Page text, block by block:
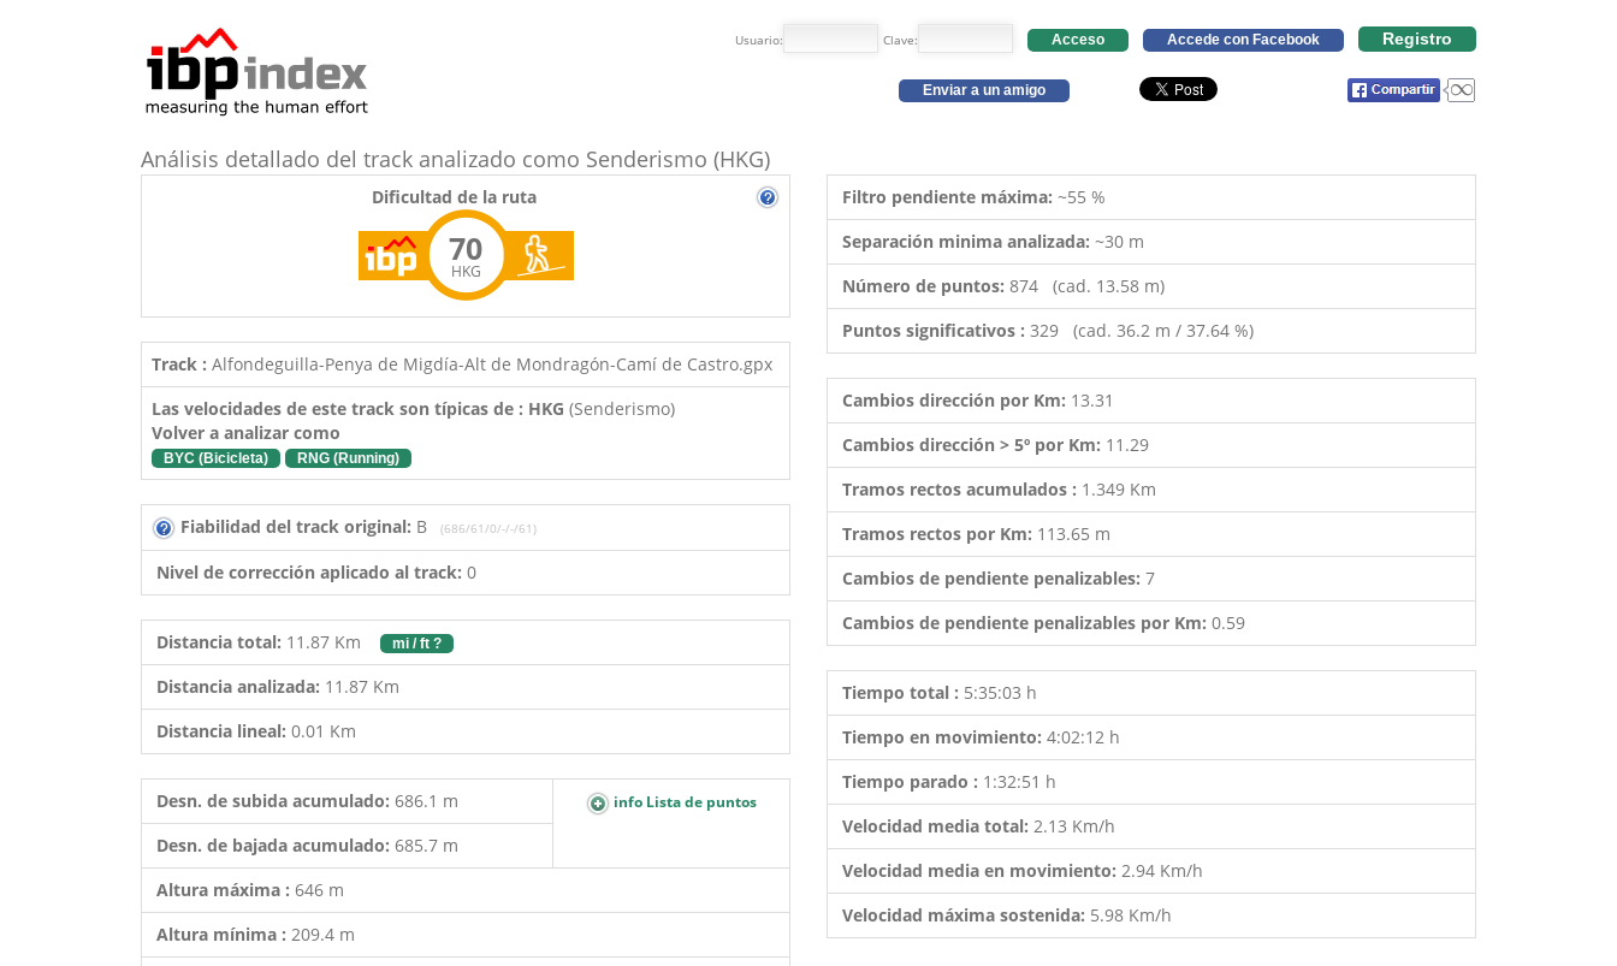
Usuario: Clave: Acceso Accede con Facebook Registro
Enviar a un amigo
Análisis detallado del track analizado como Senderismo (HKG)
Dificultad de la ruta
70
HKG
Track : Alfondeguilla-Penya de Migdía-Alt de Mondragón-Camí de Castro.gpx
Las velocidades de este track son típicas de : HKG (Senderismo)
Volver a analizar como
BYC (Bicicleta) RNG (Running)
Fiabilidad del track original: B (686/61/0/-/-/61)
Nivel de corrección aplicado al track: 0
Distancia total: 11.87 Km mi / ft ?
Distancia analizada: 11.87 Km
Distancia lineal: 0.01 Km
Desn. de subida acumulado: 686.1 m info Lista de puntos
Desn. de bajada acumulado: 685.7 m
Altura máxima : 646 m
Altura mínima : 209.4 m
Filtro pendiente máxima: ~55 %
Separación minima analizada: ~30 m
Número de puntos: 874 (cad. 13.58 m)
Puntos significativos : 329 (cad. 36.2 m / 37.64 %)
Cambios dirección por Km: 13.31
Cambios dirección > 5º por Km: 11.29
Tramos rectos acumulados : 1.349 Km
Tramos rectos por Km: 113.65 m
Cambios de pendiente penalizables: 7
Cambios de pendiente penalizables por Km: 0.59
Tiempo total : 5:35:03 h
Tiempo en movimiento: 4:02:12 h
Tiempo parado : 1:32:51 h
Velocidad media total: 2.13 Km/h
Velocidad media en movimiento: 2.94 Km/h
Velocidad máxima sostenida: 5.98 Km/h